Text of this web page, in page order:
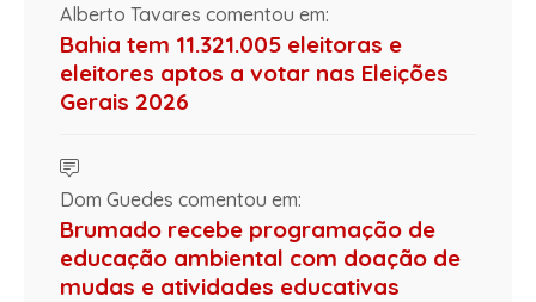
Alberto Tavares comentou em:
Bahia tem 11.321.005 eleitoras e
eleitores aptos a votar nas Eleições
Gerais 2026
Dom Guedes comentou em:
Brumado recebe programação de
educação ambiental com doação de
mudas e atividades educativas